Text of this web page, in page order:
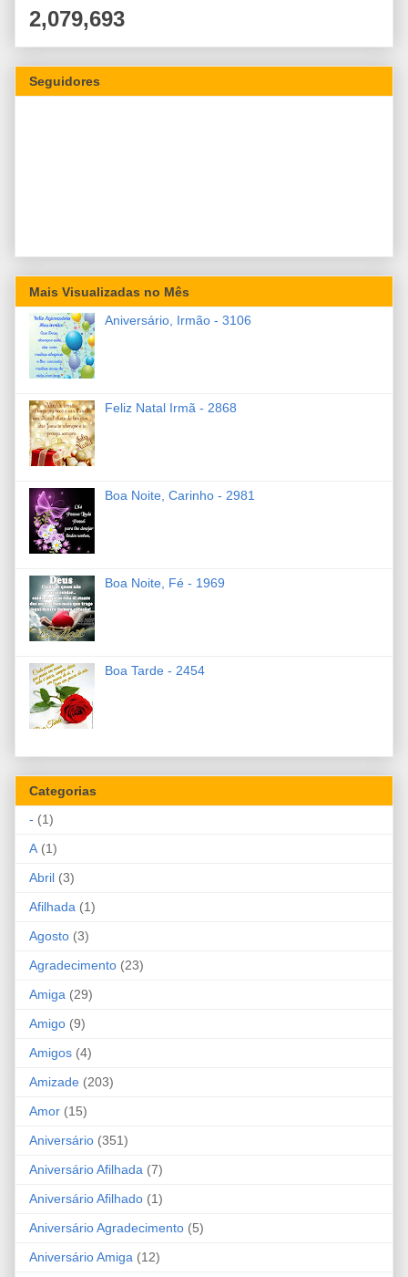
2,079,693
Seguidores
Mais Visualizadas no Mês
Aniversário, Irmão - 3106
Feliz Natal Irmã - 2868
Boa Noite, Carinho - 2981
Boa Noite, Fé - 1969
Boa Tarde - 2454
Categorias
- (1)
A (1)
Abril (3)
Afilhada (1)
Agosto (3)
Agradecimento (23)
Amiga (29)
Amigo (9)
Amigos (4)
Amizade (203)
Amor (15)
Aniversário (351)
Aniversário Afilhada (7)
Aniversário Afilhado (1)
Aniversário Agradecimento (5)
Aniversário Amiga (12)